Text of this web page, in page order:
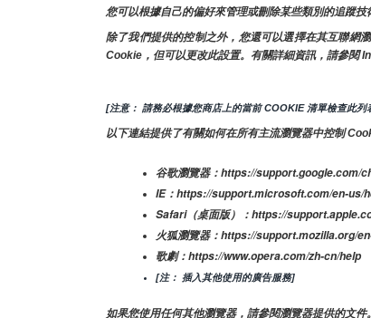
您可以根據自己的偏好來管理或刪除某些類別的追蹤
除了我們提供的控制之外，您還可以選擇在其互聯網
Cookie，但可以更改此設置。有關詳細資訊，請參閱
[注意： 請務必根據您商店上的當前 COOKIE 清單檢查此列
以下連結提供了有關如何在所有主流瀏覽器中控制
谷歌瀏覽器：https://support.google.com/
IE：https://support.microsoft.com/en-us/
Safari（桌面版）：https://
火狐瀏覽器：https://support.mozilla.org/
歌劇：https://www.opera.com/zh-cn/help
[注： 插入其他使用的廣告服務]
如果您使用任何其他瀏覽器，請參閱瀏覽器提供的文件。